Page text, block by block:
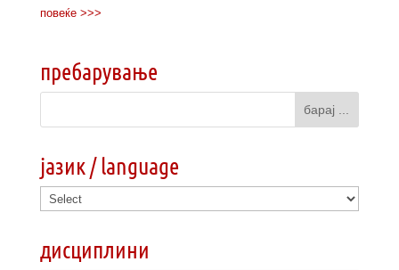
повеќе >>>
пребарување
јазик / language
дисциплини